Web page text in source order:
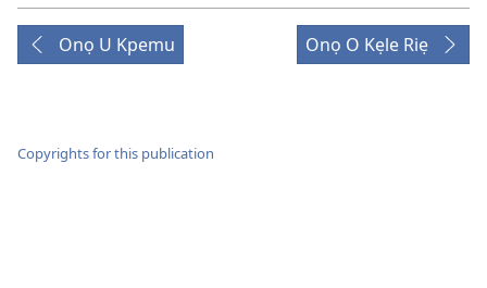
Onọ U Kpemu Onọ O Kẹle Riẹ
Copyrights for this publication